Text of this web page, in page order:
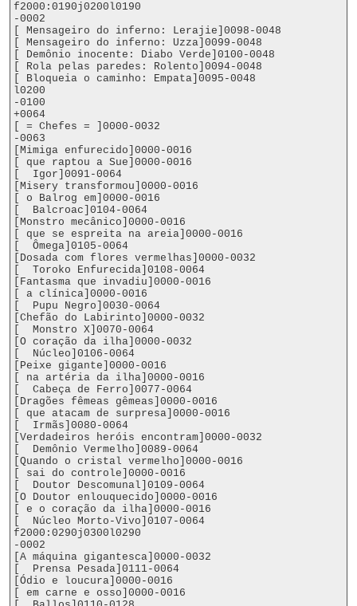
f2000:0190j0200l0190
-0002
[ Mensageiro do inferno: Lerajie]0098-0048
[ Mensageiro do inferno: Uzza]0099-0048
[ Demônio inocente: Diabo Verde]0100-0048
[ Rola pelas paredes: Rolento]0094-0048
[ Bloqueia o caminho: Empata]0095-0048
l0200
-0100
+0064
[ = Chefes = ]0000-0032
-0063
[Mimiga enfurecido]0000-0016
[ que raptou a Sue]0000-0016
[  Igor]0091-0064
[Misery transformou]0000-0016
[ o Balrog em]0000-0016
[  Balcroac]0104-0064
[Monstro mecânico]0000-0016
[ que se espreita na areia]0000-0016
[  Ômega]0105-0064
[Dosada com flores vermelhas]0000-0032
[  Toroko Enfurecida]0108-0064
[Fantasma que invadiu]0000-0016
[ a clínica]0000-0016
[  Pupu Negro]0030-0064
[Chefão do Labirinto]0000-0032
[  Monstro X]0070-0064
[O coração da ilha]0000-0032
[  Núcleo]0106-0064
[Peixe gigante]0000-0016
[ na artéria da ilha]0000-0016
[  Cabeça de Ferro]0077-0064
[Dragões fêmeas gêmeas]0000-0016
[ que atacam de surpresa]0000-0016
[  Irmãs]0080-0064
[Verdadeiros heróis encontram]0000-0032
[  Demônio Vermelho]0089-0064
[Quando o cristal vermelho]0000-0016
[ sai do controle]0000-0016
[  Doutor Descomunal]0109-0064
[O Doutor enlouquecido]0000-0016
[ e o coração da ilha]0000-0016
[  Núcleo Morto-Vivo]0107-0064
f2000:0290j0300l0290
-0002
[A máquina gigantesca]0000-0032
[  Prensa Pesada]0111-0064
[Ódio e loucura]0000-0016
[ em carne e osso]0000-0016